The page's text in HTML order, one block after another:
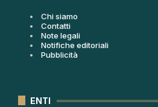
Chi siamo
Contatti
Note legali
Notifiche editoriali
Pubblicità
ENTI